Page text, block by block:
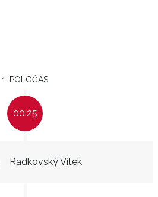
1. POLOČAS
00:25
Radkovský Vítek